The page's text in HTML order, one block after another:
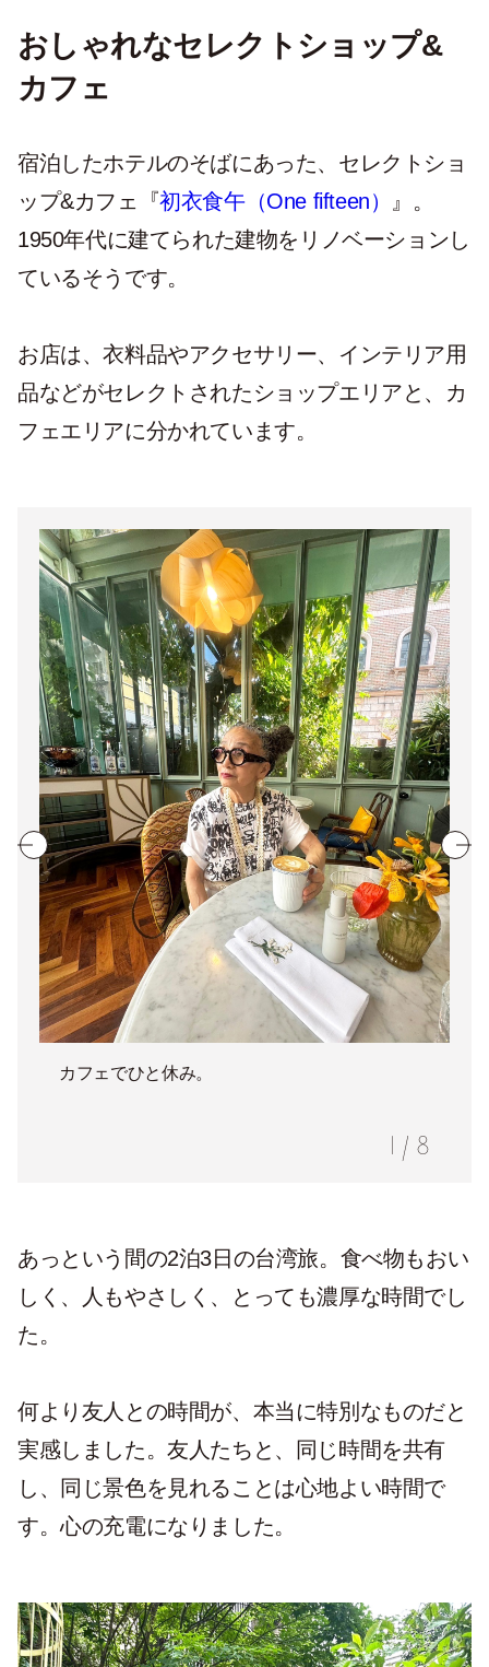
おしゃれなセレクトショップ&
カフェ
宿泊したホテルのそばにあった、セレクトショ
ップ&カフェ『初衣食午（One fifteen） 』。
1950年代に建てられた建物をリノベーションし
ているそうです。
お店は、衣料品やアクセサリー、インテリア用
品などがセレクトされたショップエリアと、カ
フェエリアに分かれています。
カフェでひと休み。
1 / 8
あっという間の2泊3日の台湾旅。食べ物もおい
しく、人もやさしく、とっても濃厚な時間でし
た。
何より友人との時間が、本当に特別なものだと
実感しました。友人たちと、同じ時間を共有
し、同じ景色を見れることは心地よい時間で
す。心の充電になりました。